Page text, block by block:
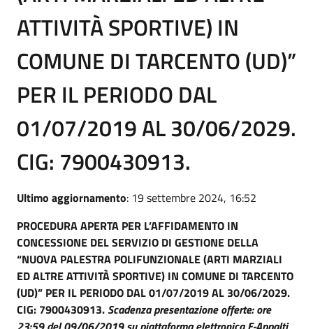
ATTIVITÀ SPORTIVE) IN
COMUNE DI TARCENTO (UD)”
PER IL PERIODO DAL
01/07/2019 AL 30/06/2029.
CIG: 7900430913.
Ultimo aggiornamento: 19 settembre 2024, 16:52
PROCEDURA APERTA PER L’AFFIDAMENTO IN
CONCESSIONE DEL SERVIZIO DI GESTIONE DELLA
“NUOVA PALESTRA POLIFUNZIONALE (ARTI MARZIALI
ED ALTRE ATTIVITÀ SPORTIVE) IN COMUNE DI TARCENTO
(UD)” PER IL PERIODO DAL 01/07/2019 AL 30/06/2029.
CIG: 7900430913. Scadenza presentazione offerte: ore